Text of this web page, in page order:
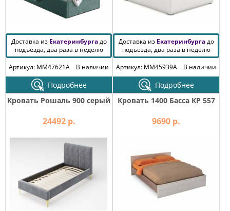
Доставка из Екатеринбургадо
подъезда, два раза в неделю
Артикул: MM47621A
В наличии
Подробнее
Доставка из Екатеринбургадо
подъезда, два раза в неделю
Артикул: MM45939A
В наличии
Подробнее
Кровать Рошаль 900 серый
24492 р.
Кровать 1400 Басса КР 557
9690 р.